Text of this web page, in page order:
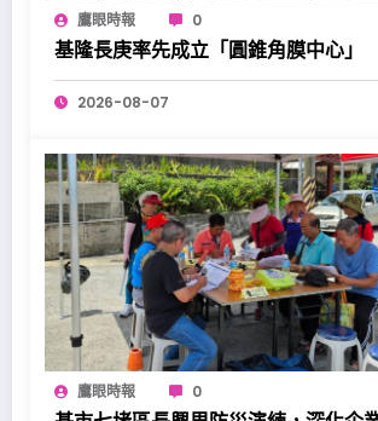
鷹眼時報 0
基隆長庚率先成立「圓錐角膜中心」
2026-08-07
鷹眼時報 0